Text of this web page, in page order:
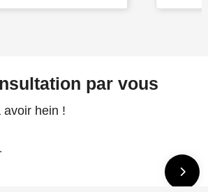
par vous
avoir hein !